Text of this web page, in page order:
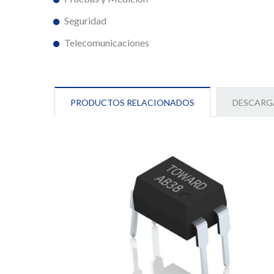
Seguridad
Telecomunicaciones
PRODUCTOS RELACIONADOS